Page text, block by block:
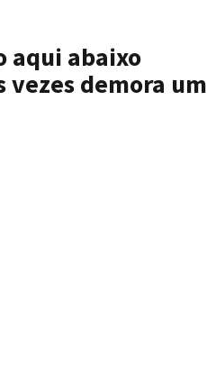
aqui abaixo
vezes demora um